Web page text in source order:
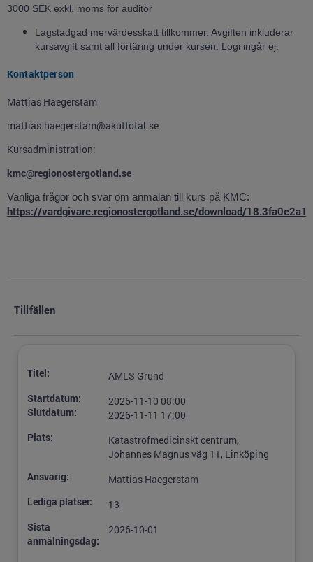
3000 SEK exkl. moms för auditör
Lagstadgad mervärdesskatt tillkommer. Avgiften inkluderar
kursavgift samt all förtäring under kursen. Logi ingår ej.
Kontaktperson
Mattias Haegerstam
mattias.haegerstam@akuttotal.se
Kursadministration:
kmc@regionostergotland.se
Vanliga frågor och svar om anmälan till kurs på KMC:
https://vardgivare.regionostergotland.se/download/
Tillfällen
Titel:
AMLS Grund
Startdatum:
Slutdatum:
2026-11-10 08:00
2026-11-11 17:00
Plats:
Katastrofmedicinskt centrum,
Johannes Magnus väg 11, Linköping
Ansvarig:
Mattias Haegerstam
Lediga platser:
13
Sista
anmälningsdag:
2026-10-01